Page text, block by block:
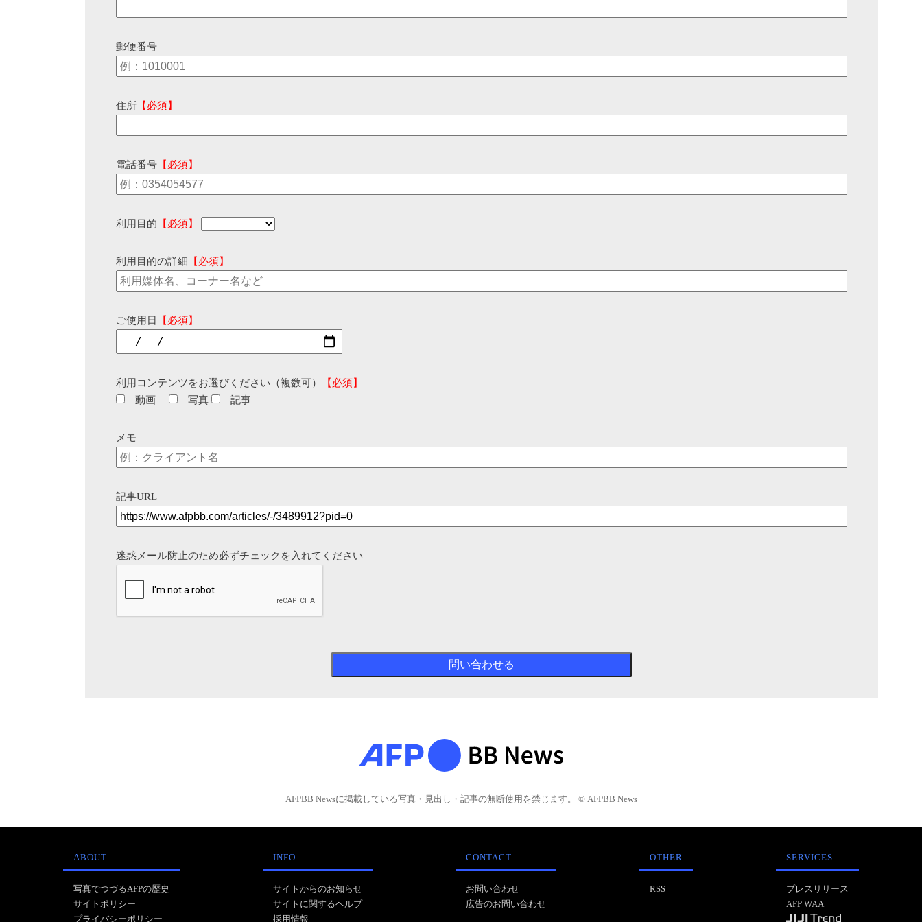
郵便番号
住所 【必須】
電話番号 【必須】
利用目的 【必須】
利用目的の詳細 【必須】
ご使用日 【必須】
利用コンテンツをお選びください（複数可）
【必須】
動画
写真 記事
メモ
記事URL
迷惑メール防止のため必ずチェックを入れてください
AFPBB Newsに掲載している写真・見出し・記事の無断使用を禁じます。 © AFPBB News
ABOUT
写真でつづるAFPの歴史
サイトポリシー
プライバシーポリシー
INFO
サイトからのお知らせ
サイトに関するヘルプ
採用情報
CONTACT
お問い合わせ
広告のお問い合わせ
OTHER
RSS
SERVICES
プレスリリース
AFP WAA